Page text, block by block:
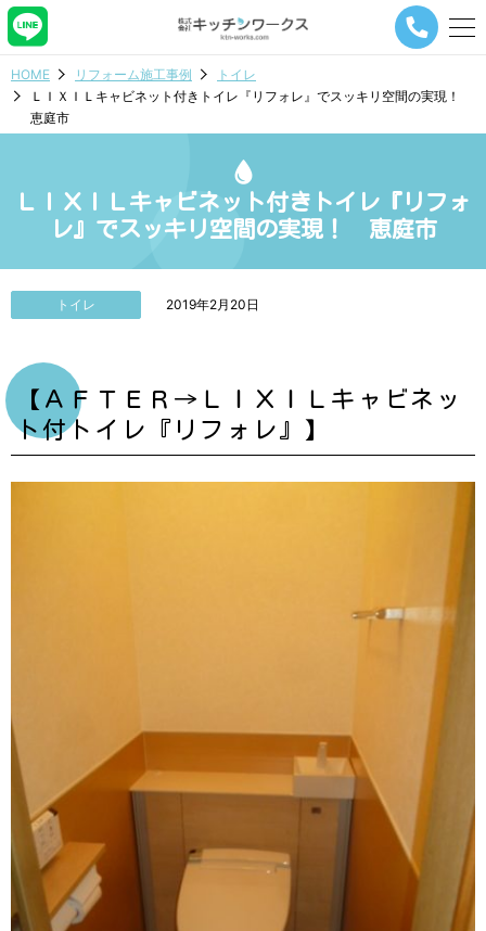
メ
ビ
シ
ョ
タ
HOME リフォーム施工事例
トイレ
ＬＩＸＩＬキャビネット付きトイレ『リフォレ』でスッキリ空間の実現！
恵庭市
ＬＩＸＩＬキャビネット付きトイレ『リフォ
レ』でスッキリ空間の実現！ 恵庭市
トイレ 2019年2月20日
【ＡＦＴＥＲ→ＬＩＸＩＬキャビネッ
ト付トイレ『リフォレ』】